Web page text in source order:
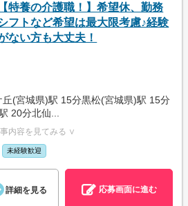
【特養の介護職！】希望休、勤務
フトなど希望は最大限考慮♪経験
ない方も大丈夫！
(宮城県)駅 15分黒松(宮城県)駅 15分
20分北仙...
内容を見てみる ∨
未経験歓迎
詳細を見る 応募画面に進む